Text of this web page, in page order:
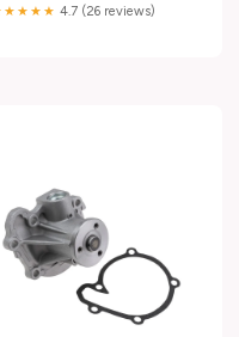
4.7 (26 reviews)